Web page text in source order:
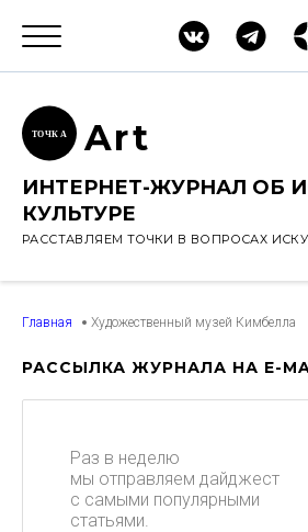
ТОЧК А Art
ИНТЕРНЕТ-ЖУРНАЛ ОБ
КУЛЬТУРЕ
РАССТАВЛЯЕМ ТОЧКИ В ВОПРОСАХ
Главная Художественный музей Кимбелла
РАССЫЛКА ЖУРНАЛА НА E-
Раз в неделю
мы отправляем дайджест
с самыми популярными
статьями.